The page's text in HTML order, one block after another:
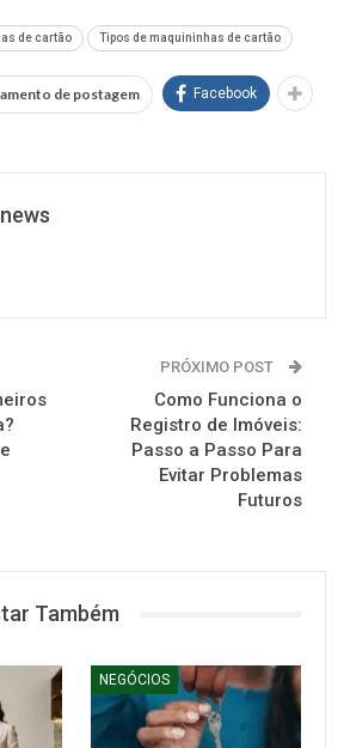
de cartão Tipos de maquininhas de cartão
de postagem Facebook
PRÓXIMO POST
Como Funciona o
Registro de Imóveis:
Passo a Passo Para
Evitar Problemas
Futuros
Também
NEGÓCIOS